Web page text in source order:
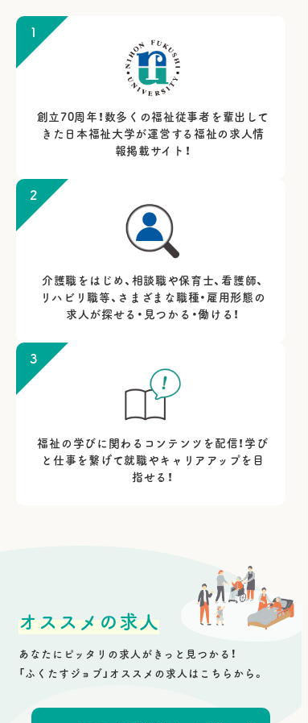
1
創立70周年！数多くの福祉従事者を輩出して
きた日本福祉大学が運営する福祉の求人情
報掲載サイト！
2
介護職をはじめ、相談職や保育士、看護師、
リハビリ職等、さまざまな職種・雇用形態の
求人が探せる・見つかる・働ける！
3
福祉の学びに関わるコンテンツを配信！学び
と仕事を繋げて就職やキャリアアップを目
指せる！
オススメの求人
あなたにピッタリの求人がきっと見つかる！
「ふくたすジョブ」オススメの求人はこちらから。